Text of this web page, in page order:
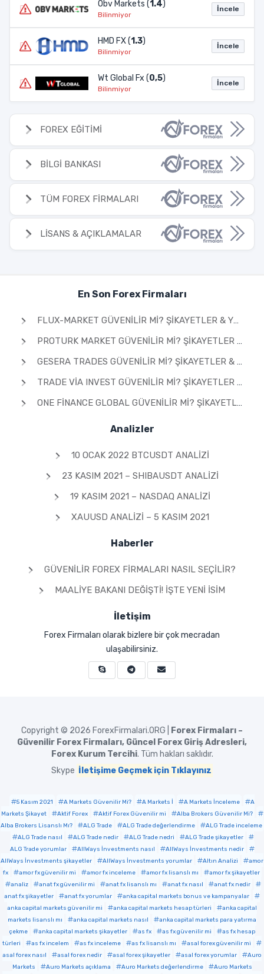
Obv Markets (1.4)
Bilinmiyor
İncele
HMD FX (1.3)
Bilinmiyor
İncele
Wt Global Fx (0,5)
Bilinmiyor
İncele
FOREX EĞİTİMİ
BİLGİ BANKASI
TÜM FOREX FİRMALARI
LİSANS & AÇIKLAMALAR
En Son Forex Firmaları
FLUX-MARKET GÜVENILIR MI? ŞIKAYETLER & YORUMLAR 2026
PROTURK MARKET GÜVENILIR MI? ŞIKAYETLER & YORUMLAR 2026
GESERA TRADES GÜVENILIR MI? ŞIKAYETLER & YORUMLAR 2026
TRADE VIA INVEST GÜVENILIR MI? ŞIKAYETLER & YORUMLAR 2026
ONE FINANCE GLOBAL GÜVENILIR MI? ŞIKAYETLER & YORUMLAR 2026
Analizler
10 OCAK 2022 BTCUSDT ANALIZI
23 KASIM 2021 – SHIBAUSDT ANALIZI
19 KASIM 2021 – NASDAQ ANALIZI
XAUUSD ANALIZI – 5 KASIM 2021
Haberler
GÜVENILIR FOREX FIRMALARI NASIL SEÇILIR?
MAALIYE BAKANI DEĞIŞTI! İŞTE YENI İSIM
İletişim
Forex Firmaları olarak bizlere bir çok mecradan
ulaşabilirsiniz.
Copyright © 2026 ForexFirmalari.ORG |
Forex Firmaları –
Güvenilir Forex Firmaları, Güncel Forex Giriş Adresleri,
Forex Kurum Tercihi. Tüm hakları saklıdır.
Skype İletişime Geçmek için Tıklayınız
5 Kasım 2021 A Markets Güvenilir Mi? A Markets İ A Markets İnceleme
A
Markets Şikayet
Aktif Forex Aktif Forex Güvenilir mi
Alba Brokers Güvenilir Mi?
Alba Brokers Lisanslı Mı?
ALG Trade ALG Trade değerlendirme
ALG Trade inceleme
ALG Trade nasıl
ALG Trade nedir ALG Trade nedri
ALG Trade şikayetler
ALG Trade yorumlar
AllWays İnvestments nasıl
AllWays İnvestments nedir
AllWays İnvestments şikayetler
AllWays İnvestments yorumlar Altın Analizi
amor
fx
amor fx güvenilir mi amor fx inceleme amor fx lisanslı mı
amor fx şikayetler
analiz
anat fx güvenilir mi anat fx lisanslı mı anat fx nasıl
anat fx nedir
anat fx şikayetler
anat fx yorumlar
anka capital markets bonus ve kampanyalar
anka capital markets güvenilir mi
anka capital markets hesap türleri
anka capital
markets lisanslı mı
anka capital markets nasıl
anka capital markets para yatırma
çekme
anka capital markets şikayetler as fx as fx güvenilir mi
as fx hesap
türleri
as fx incelem as fx inceleme as fx lisanslı mı
asal forex güvenilir mi
asal forex nasıl
asal forex nedir asal forex şikayetler asal forex yorumlar
Auro
Markets
Auro Markets açıklama Auro Markets değerlendirme
Auro Markets